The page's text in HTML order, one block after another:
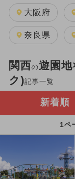
大阪府
奈良県
関西の遊園
ク)記事一覧
新着順
1ペ